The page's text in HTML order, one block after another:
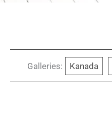
Galleries: Kanada